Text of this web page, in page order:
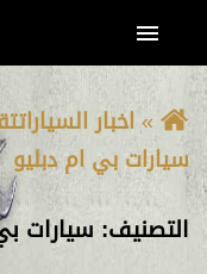
اخبار السيارات
سيارات بي ام دبليو
التصنيف: سيارات